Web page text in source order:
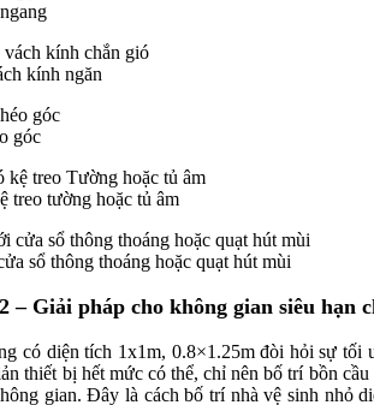
kính ngăn
góc
treo tường hoặc tủ âm
sổ thông thoáng hoặc quạt hút mùi
– Giải pháp cho không gian siêu hạn
có diện tích 1x1m, 0.8×1.25m đòi hỏi sự tối
thiết bị hết mức có thể, chỉ nên bố trí bồn
gian. Đây là cách bố trí nhà vệ sinh nhỏ